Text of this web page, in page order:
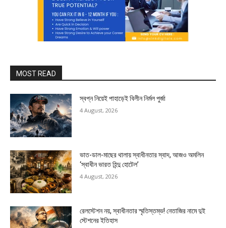
MOST READ
স্বপ্ন নিয়েই পাহাড়েই বিলীন নির্মল পুর্জা
4 August, 2026
ভাত-ডাল-মাছের থালায় স্বাধীনতার স্বাদ, আজও অমলিন
‘স্বাধীন ভারত হিন্দু হোটেল’
4 August, 2026
রেলস্টেশন নয়, স্বাধীনতার স্মৃতিস্তম্ভ! নেতাজির নামে দুই
স্টেশনের ইতিহাস